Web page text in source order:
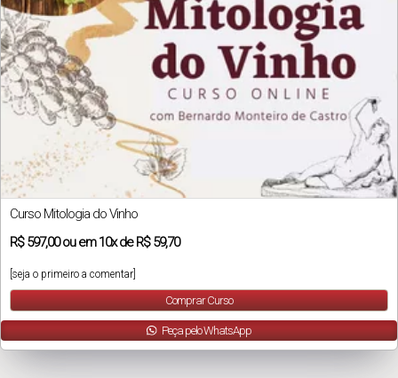
Curso Mitologia do Vinho
R$597,00ou em10xdeR$ 59,70
[seja o primeiro a comentar]
Comprar Curso
Peça pelo WhatsApp